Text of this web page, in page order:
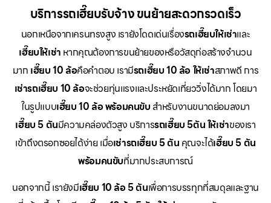
บริการรถเฮี๊ยบรับจ้าง ขนย้ายสะดวกรวดเร็ว
นอกเหนือจากเครนทรงสูง เรายังโดดเด่นเรื่องรถเฮี๊ยบให้เช่าและ
เฮี๊ยบให้เช่า หากคุณต้องการขนย้ายของหรือวัสดุก่อสร้างจำนวน
มาก เฮี๊ยบ 10 ล้อคือคำตอบ เรามีรถเฮี๊ยบ 10 ล้อ ให้เช่าสภาพดี การ
เช่ารถเฮี๊ยบ 10 ล้อจะช่วยทุ่นแรงและประหยัดเที่ยววิ่งได้มาก โดยมา
ในรูปแบบเฮี๊ยบ 10 ล้อ พร้อมคนขับ สำหรับงานขนาดย่อมลงมา
เฮี๊ยบ 5 ตันมีความคล่องตัวสูง บริการรถเฮี๊ยบ 5ตัน ให้เช่าของเรา
เข้าถึงตรอกซอยได้ง่าย เมื่อเช่ารถเฮี๊ยบ 5 ตัน คุณจะได้เฮี๊ยบ 5 ตัน
พร้อมคนขับที่มากประสบการณ์
นอกจากนี้ เรายังมีเฮี๊ยบ 10 ล้อ 5 ตันเพื่อการบรรทุกที่สมดุลและฐาน